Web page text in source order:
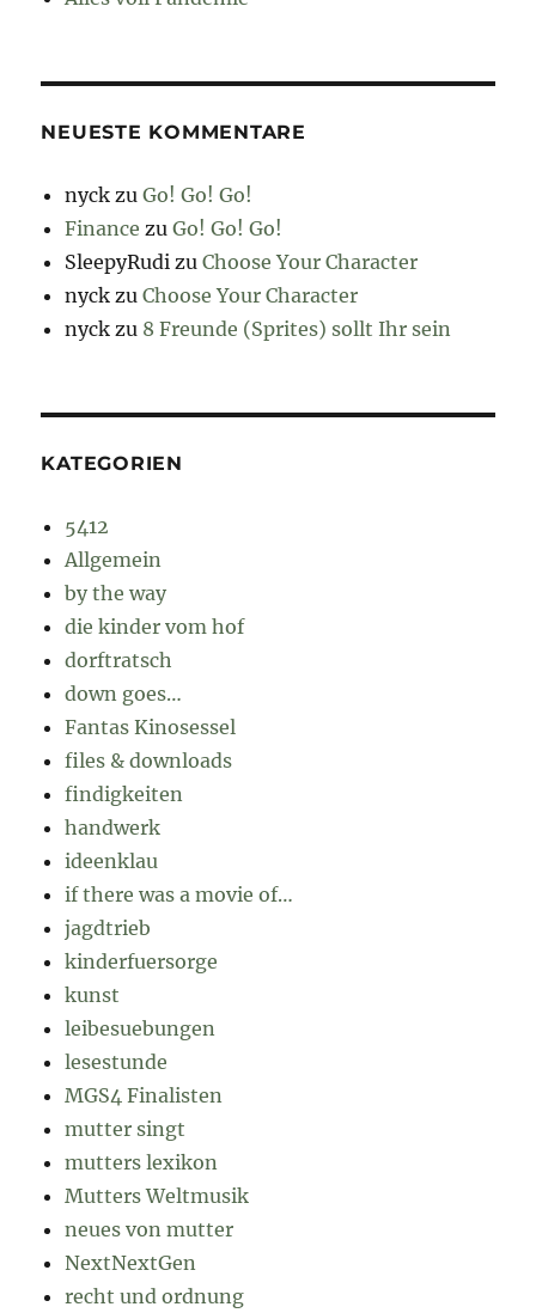
NEUESTE KOMMENTARE
nyck zuGo! Go! Go!
Finance zuGo! Go! Go!
SleepyRudi zuChoose Your Character
nyck zuChoose Your Character
nyck zu 8 Freunde (Sprites) sollt Ihr sein
KATEGORIEN
5412
Allgemein
by the way
die kinder vom hof
dorftratsch
down goes…
Fantas Kinosessel
files & downloads
findigkeiten
handwerk
ideenklau
if there was a movie of…
jagdtrieb
kinderfuersorge
kunst
leibesuebungen
lesestunde
MGS4 Finalisten
mutter singt
mutters lexikon
Mutters Weltmusik
neues von mutter
NextNextGen
recht und ordnung